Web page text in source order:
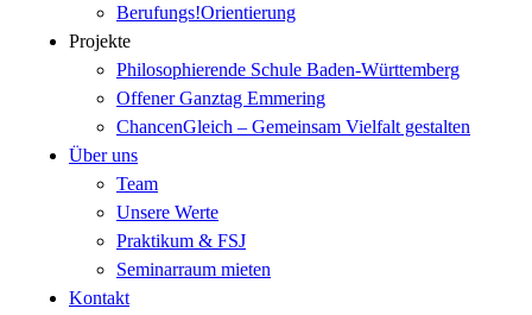
Berufungs!Orientierung
Projekte
Philosophierende Schule Baden-Württemberg
Offener Ganztag Emmering
ChancenGleich – Gemeinsam Vielfalt gestalten
Über uns
Team
Unsere Werte
Praktikum & FSJ
Seminarraum mieten
Kontakt